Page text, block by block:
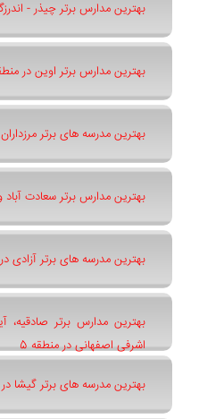
بهترین مدارس برتر چیذر -
بهترین مدارس برتر اوین در منطقه 1
بهترین مدرسه های برتر مرزداران
بهترین مدارس برتر سعادت
بهترین مدرسه های برتر آزادی در
بهترین مدارس برتر صادقیه،
اشرفی اصفهانی در منطقه 5
بهترین مدرسه های برتر گیشا در